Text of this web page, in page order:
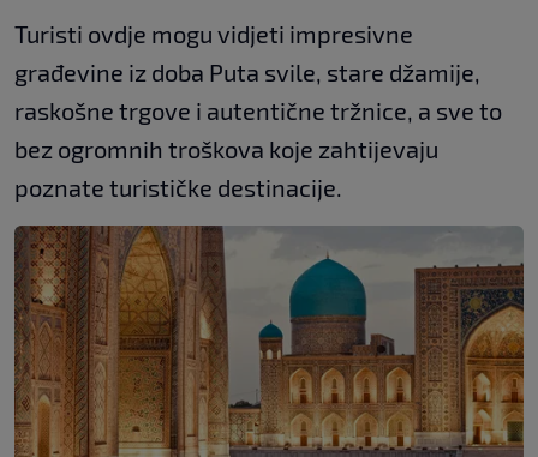
Turisti ovdje mogu vidjeti impresivne
građevine iz doba Puta svile, stare džamije,
raskošne trgove i autentične tržnice, a sve to
bez ogromnih troškova koje zahtijevaju
poznate turističke destinacije.